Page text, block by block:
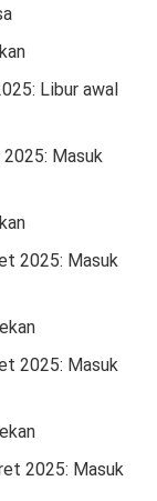
Libur awal
Masuk
2025: Masuk
2025: Masuk
2025: Masuk